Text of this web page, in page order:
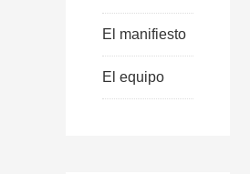
El manifiesto
El equipo